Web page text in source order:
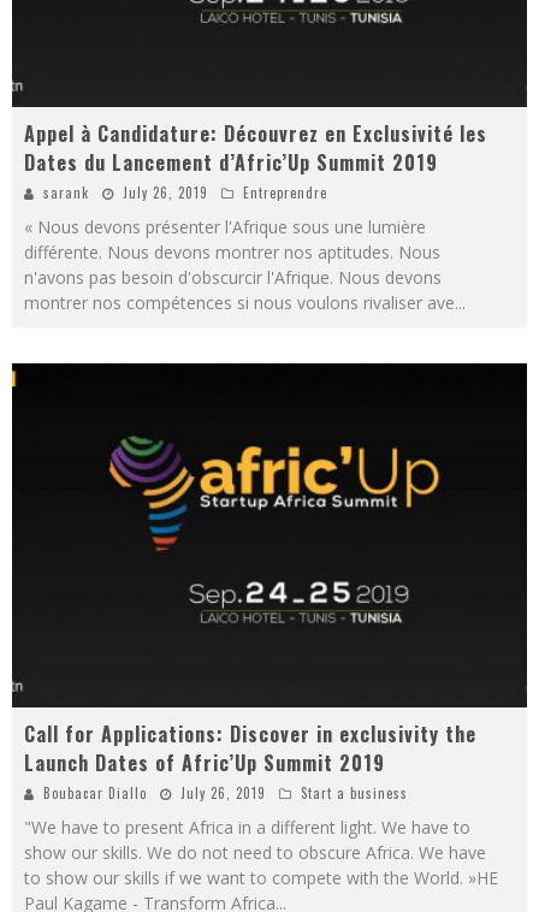
Appel à Candidature: Découvrez en Exclusivité les
Dates du Lancement d’Afric’Up Summit 2019
sarank July 26, 2019 Entreprendre
« Nous devons présenter l'Afrique sous une lumière
différente. Nous devons montrer nos aptitudes. Nous
n'avons pas besoin d'obscurcir l'Afrique. Nous devons
montrer nos compétences si nous voulons rivaliser ave...
Call for Applications: Discover in exclusivity the
Launch Dates of Afric’Up Summit 2019
Boubacar Diallo July 26, 2019 Start a business
"We have to present Africa in a different light. We have to
show our skills. We do not need to obscure Africa. We have
to show our skills if we want to compete with the World. »HE
Paul Kagame - Transform Africa...